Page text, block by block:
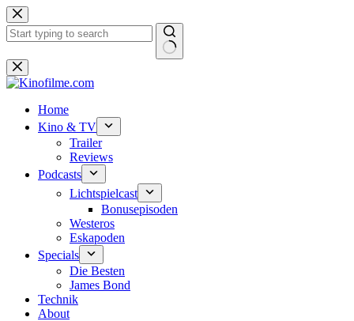
Zum
Inhalt
springen
Keine
Ergebnisse
Home
Kino & TV
Trailer
Reviews
Podcasts
Lichtspielcast
Bonusepisoden
Westeros
Eskapoden
Specials
Die Besten
James Bond
Technik
About